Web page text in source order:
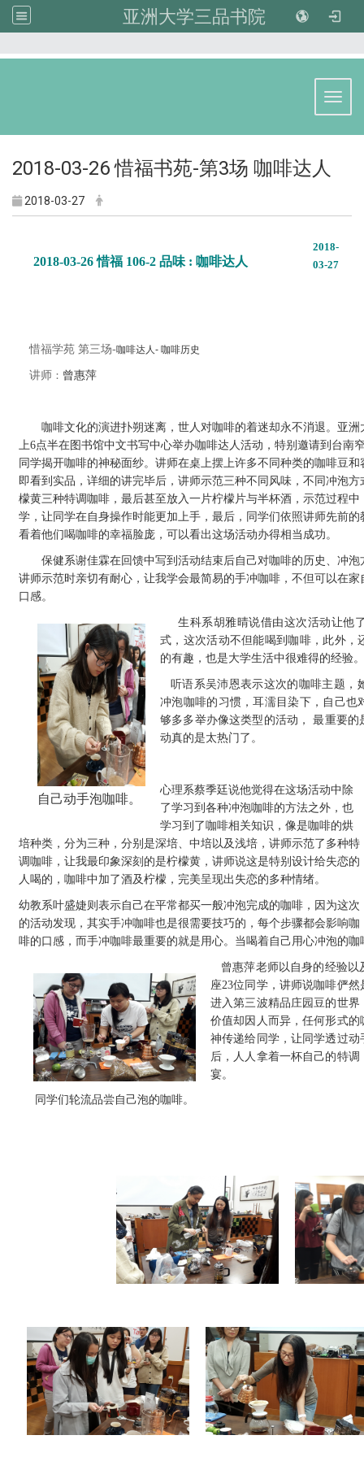
亚洲大学三品书院
2018-03-26 惜福书苑-第3场 咖啡达人
2018-03-27
2018-03-26 惜福 106-2 品味 : 咖啡达人
2018-
03-27
惜福学苑 第三场-咖啡达人- 咖啡历史
讲师 ： 曾惠萍
咖啡文化的演进扑朔迷离，世人对咖啡的着迷却永不消退。亚洲
上6点半在图书馆中文书写中心举办咖啡达人活动，特别邀请到台南
同学揭开咖啡的神秘面纱。 讲师在桌上摆上许多不同种类的咖啡豆
即看到实品，详细的讲完毕后，讲师示范三种不同风味，不同冲泡
檬黄三种特调咖啡，最后甚至放入一片柠檬片与半杯酒，示范过程
学，让同学在自身操作时能更加上手，最后，同学们依照讲师先前
看着他们喝咖啡的幸福脸庞，可以看出这场活动办得相当成功。
保健系谢佳霖在回馈中写到活动结束后自己对咖啡的历史、冲泡
讲师示范时亲切有耐心，让我学会最简易的手冲咖啡，不但可以在
口感。
自己动手泡咖啡。
生科系胡雅晴说借由这次活动让他
式，这次活动不但能喝到咖啡，此外
的有趣，也是大学生活中很难得的经验
听语系吴沛恩表示这次的咖啡主题
冲泡咖啡的习惯，耳濡目染下，自己
够多多举办像这类型的活动， 最重要
动真的是太热门了。
心理系蔡季廷说他觉得在这场活动中除
了学习到各种冲泡咖啡的方法之外，也
学习到了咖啡相关知识，像是咖啡的烘
培种类，分为三种，分别是深培、中培以及浅培，讲师示范了多种特
调咖啡，让我最印象深刻的是柠檬黄，讲师说这是特别设计给失恋的
人喝的，咖啡中加了酒及柠檬，完美呈现出失恋的多种情绪。
幼教系叶盛婕则表示自己在平常都买一般冲泡完成的咖啡，因为这次
的活动发现，其实手冲咖啡也是很需要技巧的，每个步骤都会影响咖
啡的口感，而手冲咖啡最重要的就是用心。当喝着自己用心冲泡的
同学们轮流品尝自己泡的咖啡。
曾惠萍老师以自身的经验
座23位同学，讲师说咖啡俨
进入第三波精品庄园豆的世
价值却因人而异，任何形式
神传递给同学，让同学透过
后，人人拿着一杯自己的特
宴。